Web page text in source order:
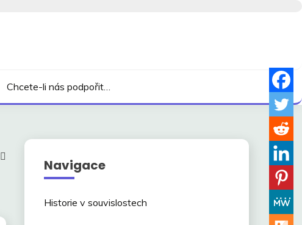
Chcete-li nás podpořit…
Navigace
Historie v souvislostech